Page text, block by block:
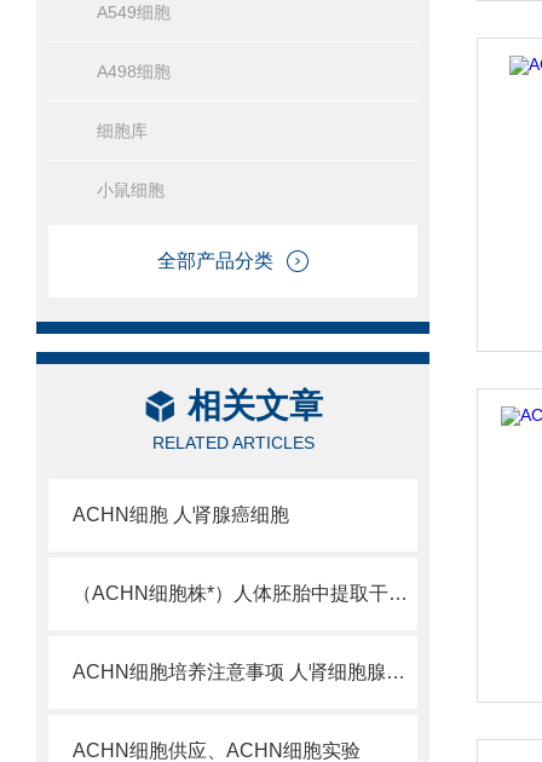
A549细胞
A498细胞
细胞库
小鼠细胞
全部产品分类
相关文章
RELATED ARTICLES
ACHN细胞 人肾腺癌细胞
（ACHN细胞株*）人体胚胎中提取干细胞的体系
ACHN细胞培养注意事项 人肾细胞腺癌细胞库咨询
ACHN细胞供应、ACHN细胞实验